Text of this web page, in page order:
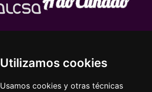
Utilizamos cookies
Usamos cookies y otras técnicas